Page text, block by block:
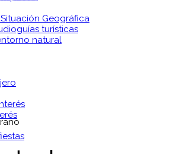
Geográfica
turísticas
natural